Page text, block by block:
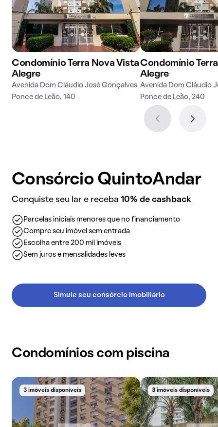
Condomínio Terra Nova Vista
Alegre
Avenida Dom Cláudio José Gonçalves
Ponce de Leão, 140
Condomínio
Alegre
Avenida Dom Cláudio
Ponce de Leão, 240
Consórcio QuintoAndar
Conquiste seu lar e receba 10% de cashback
Parcelas iniciais menores que no financiamento
Compre seu imóvel sem entrada
Escolha entre 200 mil imóveis
Sem juros e mensalidades leves
Simule seu consórcio imobiliário
Condomínios com piscina
3 imóveis disponíveis 3 imóveis disponíveis